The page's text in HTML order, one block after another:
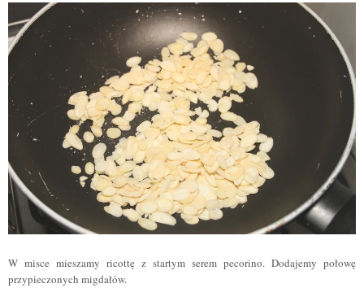
W misce mieszamy ricottę z startym serem pecorino. Dodajemy połowę
przypieczonych migdałów.